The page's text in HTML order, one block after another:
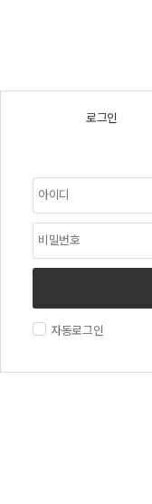
로그인
자동로그인